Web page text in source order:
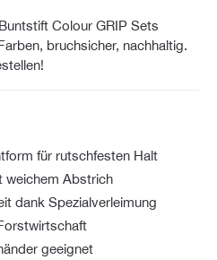
Colour GRIP Sets
bruchsicher, nachhaltig.
für rutschfesten Halt
weichem Abstrich
dank Spezialverleimung
geeignet